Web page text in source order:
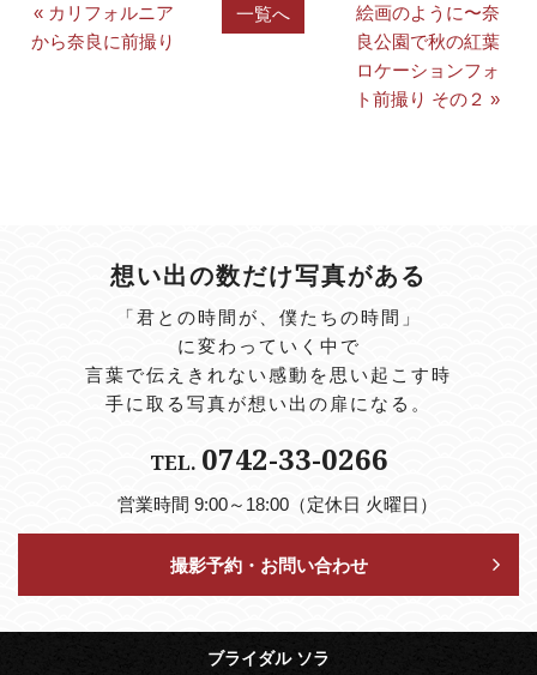
« カリフォルニア
から奈良に前撮り
一覧へ
絵画のように〜奈
良公園で秋の紅葉
ロケーションフォ
ト前撮り その２ »
想い出の数だけ写真がある
「君との時間が、僕たちの時間」
に変わっていく中で
言葉で伝えきれない感動を思い起こす時
手に取る写真が想い出の扉になる。
TEL. 0742-33-0266
営業時間 9:00～18:00（定休日 火曜日）
撮影予約・お問い合わせ
ブライダル ソラ